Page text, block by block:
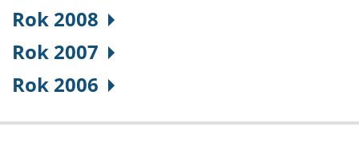
Rok 2008
Rok 2007
Rok 2006